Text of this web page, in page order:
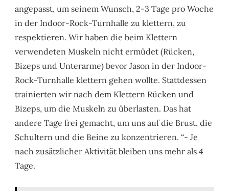
angepasst, um seinem Wunsch, 2-3 Tage pro Woche
in der Indoor-Rock-Turnhalle zu klettern, zu
respektieren. Wir haben die beim Klettern
verwendeten Muskeln nicht ermüdet (Rücken,
Bizeps und Unterarme) bevor Jason in der Indoor-
Rock-Turnhalle klettern gehen wollte. Stattdessen
trainierten wir nach dem Klettern Rücken und
Bizeps, um die Muskeln zu überlasten. Das hat
andere Tage frei gemacht, um uns auf die Brust, die
Schultern und die Beine zu konzentrieren. “- Je
nach zusätzlicher Aktivität bleiben uns mehr als 4
Tage.